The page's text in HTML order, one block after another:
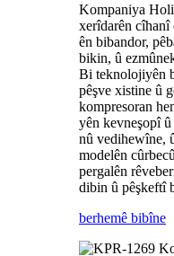
Kompaniya
xerîdarên cîhanî
ên bibandor,
bikin, û
Bi teknolojiyên
pêşve xistine û
kompresoran
yên kevneşopî
nû vedihewîne,
modelên
pergalên
dibin û pêşkeftî
berhemê bibîne